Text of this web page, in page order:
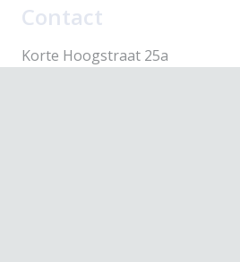
Contact
Korte Hoogstraat 25a